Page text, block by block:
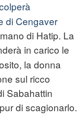
di Cengaver
di Hatip. La
in carico le
la donna
sul ricco
Sabahattin
di scagionarlo.